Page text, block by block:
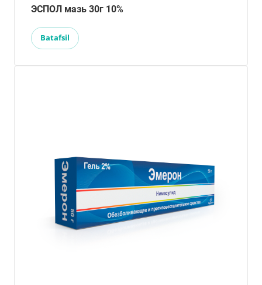
ЭСПОЛ мазь 30г 10%
Batafsil